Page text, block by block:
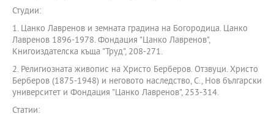
Студии:
1. Цанко Лавренов и земната градина на Богородица. Цанко
Лавренов 1896-1978. Фондация "Цанко Лавренов",
Книгоиздателска къща "Труд", 208-271.
2. Религиозната живопис на Христо Берберов. Отзвуци. Христо
Берберов (1875-1948) и неговото наследство, С., Нов български
университет и Фондация "Цанко Лавренов", 253-314.
Статии: